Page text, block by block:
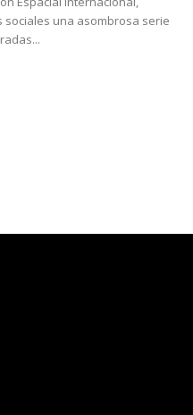
sociales una asombrosa serie